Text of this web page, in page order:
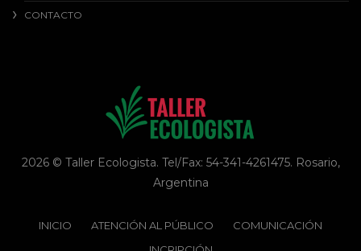
CONTACTO
2026 © Taller Ecologista. Tel/Fax: 54-341-4261475. Rosario,
Argentina
INICIO ATENCIÓN AL PÚBLICO
COMUNICACIÓN